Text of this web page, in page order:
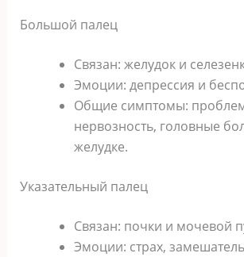
Большой палец
Связан: желудок и
Эмоции: депрессия и
Общие симптомы:
нервозность, головные
желудке.
Указательный палец
Связан: почки и мочевой
Эмоции: страх,